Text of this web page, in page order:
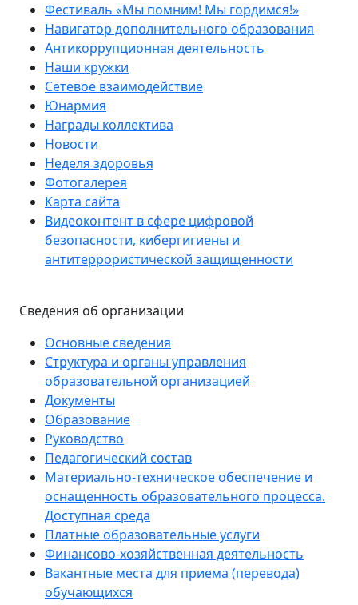
Фестиваль «Мы помним! Мы гордимся!»
Навигатор дополнительного образования
Антикоррупционная деятельность
Наши кружки
Сетевое взаимодействие
Юнармия
Награды коллектива
Новости
Неделя здоровья
Фотогалерея
Карта сайта
Видеоконтент в сфере цифровой
безопасности, кибергигиены и
антитеррористической защищенности
Сведения об организации
Основные сведения
Структура и органы управления
образовательной организацией
Документы
Образование
Руководство
Педагогический состав
Материально-техническое обеспечение и
оснащенность образовательного процесса.
Доступная среда
Платные образовательные услуги
Финансово-хозяйственная деятельность
Вакантные места для приема (перевода)
обучающихся